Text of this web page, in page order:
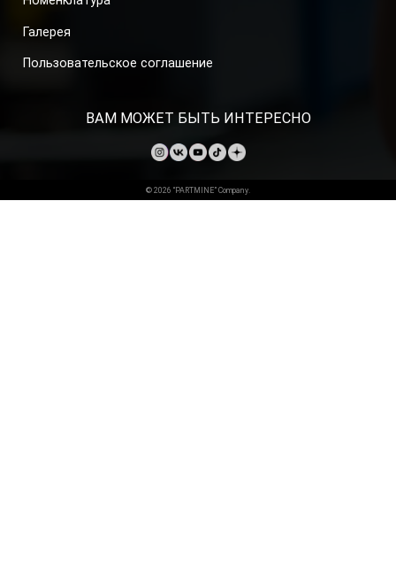
Галерея
Пользовательское соглашение
ВАМ МОЖЕТ БЫТЬ ИНТЕРЕСНО
© 2026 “PARTMINE” Company.